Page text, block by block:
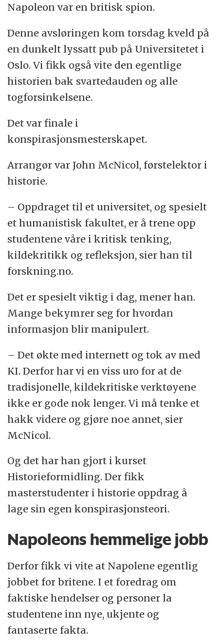
Napoleon var en britisk spion.
Denne avsløringen kom torsdag kveld på
en dunkelt lyssatt pub på Universitetet i
Oslo. Vi fikk også vite den egentlige
historien bak svartedauden og alle
togforsinkelsene.
Det var finale i
konspirasjonsmesterskapet.
Arrangør var John McNicol, førstelektor i
historie.
– Oppdraget til et universitet, og spesielt
et humanistisk fakultet, er å trene opp
studentene våre i kritisk tenking,
kildekritikk og refleksjon, sier han til
forskning.no.
Det er spesielt viktig i dag, mener han.
Mange bekymrer seg for hvordan
informasjon blir manipulert.
– Det økte med internett og tok av med
KI. Derfor har vi en viss uro for at de
tradisjonelle, kildekritiske verktøyene
ikke er gode nok lenger. Vi må tenke et
hakk videre og gjøre noe annet, sier
McNicol.
Og det har han gjort i kurset
Historieformidling. Der fikk
masterstudenter i historie oppdrag å
lage sin egen konspirasjonsteori.
Napoleons hemmelige jobb
Derfor fikk vi vite at Napolene egentlig
jobbet for britene. I et foredrag om
faktiske hendelser og personer la
studentene inn nye, ukjente og
fantaserte fakta.